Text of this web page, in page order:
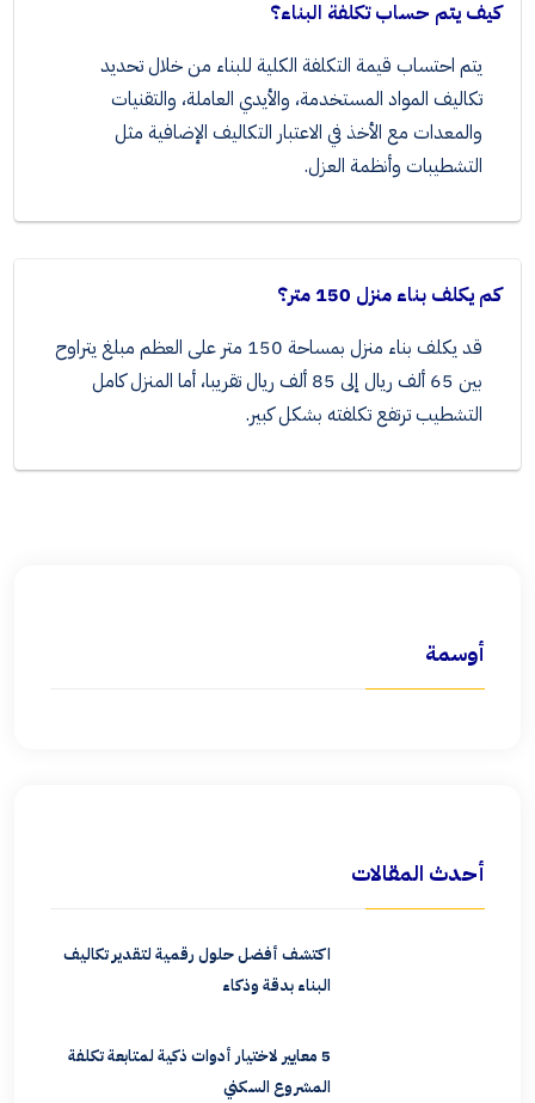
كيف يتم حساب تكلفة البناء؟
يتم احتساب قيمة التكلفة الكلية للبناء من خلال تحديد
تكاليف المواد المستخدمة، والأيدي العاملة، والتقنيات
والمعدات مع الأخذ في الاعتبار التكاليف الإضافية مثل
التشطيبات وأنظمة العزل.
كم يكلف بناء منزل 150 متر؟
قد يكلف بناء منزل بمساحة 150 متر على العظم مبلغ يتراوح
بين 65 ألف ريال إلى 85 ألف ريال تقريبا، أما المنزل كامل
التشطيب ترتفع تكلفته بشكل كبير.
أوسمة
أحدث المقالات
اكتشف أفضل حلول رقمية لتقدير تكاليف
البناء بدقة وذكاء
5 معايير لاختيار أدوات ذكية لمتابعة تكلفة
المشروع السكني